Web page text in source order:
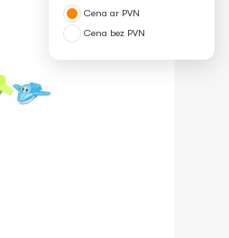
Cena ar PVN
Cena bez PVN